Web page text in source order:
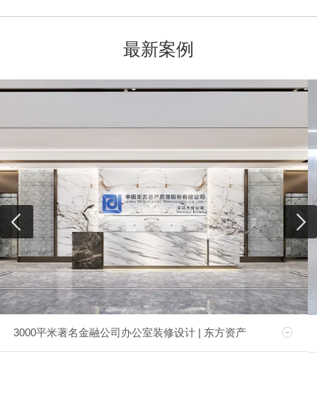
最新案例
3000平米著名金融公司办公室装修设计 | 东方资产